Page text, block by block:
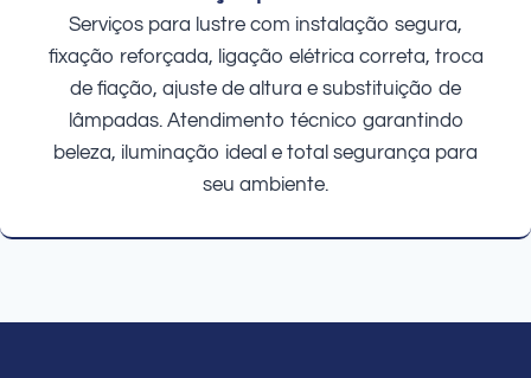
Serviços para lustre com instalação segura,
fixação reforçada, ligação elétrica correta, troca
de fiação, ajuste de altura e substituição de
lâmpadas. Atendimento técnico garantindo
beleza, iluminação ideal e total segurança para
seu ambiente.